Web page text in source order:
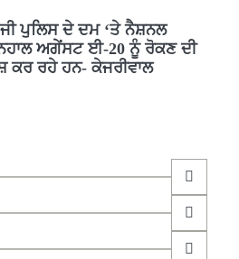
ਪੁਲਿਸ ਦੇ ਦਮ ‘ਤੇ ਨੈਸ਼ਨਲ
ਅਗੇਂਸਟ ਈ-20 ਨੂੰ ਰੋਕਣ ਦੀ
ਕਰ ਰਹੇ ਹਨ- ਕੇਜਰੀਵਾਲ